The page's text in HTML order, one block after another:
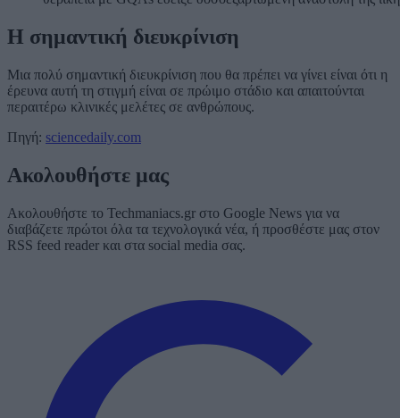
H σημαντική διευκρίνιση
Μια πολύ σημαντική διευκρίνιση που θα πρέπει να γίνει είναι ότι η
έρευνα αυτή τη στιγμή είναι σε πρώιμο στάδιο και απαιτούνται
περαιτέρω κλινικές μελέτες σε ανθρώπους.
Πηγή: sciencedaily.com
Ακολουθήστε μας
Ακολουθήστε το Techmaniacs.gr στο Google News για να
διαβάζετε πρώτοι όλα τα τεχνολογικά νέα, ή προσθέστε μας στον
RSS feed reader και στα social media σας.